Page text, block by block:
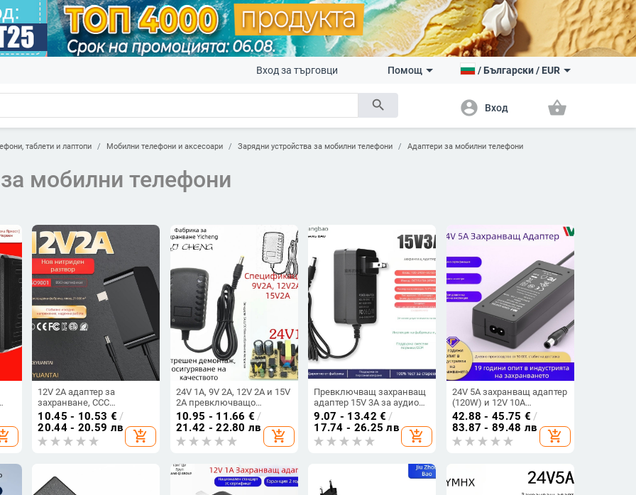
search
Вход за търговци Помощ /Български/ EUR
account_circle Вход shopping_basket
таблети и лаптопи Мобилни телефони и аксесоари Зарядни устройства за мобилни телефони Адаптери за мобилни телефони
мобилни телефони
12V 2A адаптер за
захранване, CCC
сертифициран,
висококачествено
захранване за монитор и
аквариум
10.45 - 10.53 € /
20.44 - 20.59 лв
add_shopping_cart
24V 1A, 9V 2A, 12V 2A и 15V
2A превключващо
захранване — адаптер за
зареждане за САЩ, ЕС,
Великобритания и
Австралия
10.95 - 11.66 € /
21.42 - 22.80 лв
add_shopping_cart
Превключващ захранващ
адаптер 15V 3A за аудио
оборудване и устройства
за отчитане на времето на
присъствието, с избор на
изходи 2A/4A/5A
9.07 - 13.42 € /
17.74 - 26.25 лв
add_shopping_cart
24V 5A захранващ адаптер
(120W) и 12V 10A
захранващ адаптер за
медицинско оборудване,
електрическа повдигаща
маса и електрическо
42.88 - 45.75 € /
83.87 - 89.48 лв
add_shopping_cart